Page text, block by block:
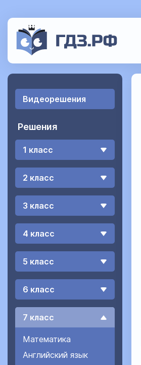
Видеорешения
Решения
1 класс
2 класс
3 класс
4 класс
5 класс
6 класс
7 класс
Математика
Английский язык